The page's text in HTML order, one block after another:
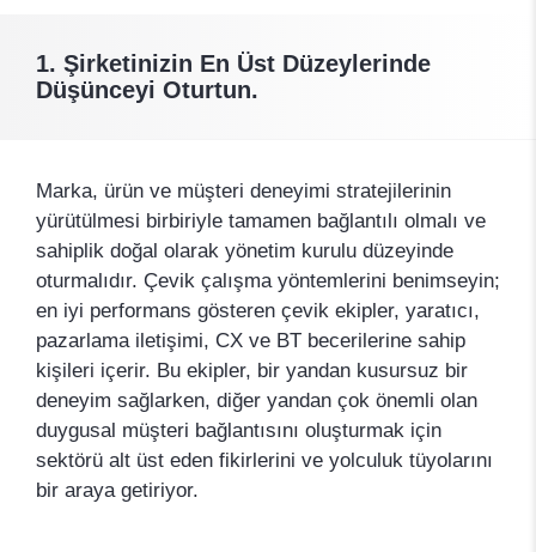
1. Şirketinizin En Üst Düzeylerinde
Düşünceyi Oturtun.
Marka, ürün ve müşteri deneyimi stratejilerinin
yürütülmesi birbiriyle tamamen bağlantılı olmalı ve
sahiplik doğal olarak yönetim kurulu düzeyinde
oturmalıdır. Çevik çalışma yöntemlerini benimseyin;
en iyi performans gösteren çevik ekipler, yaratıcı,
pazarlama iletişimi, CX ve BT becerilerine sahip
kişileri içerir. Bu ekipler, bir yandan kusursuz bir
deneyim sağlarken, diğer yandan çok önemli olan
duygusal müşteri bağlantısını oluşturmak için
sektörü alt üst eden fikirlerini ve yolculuk tüyolarını
bir araya getiriyor.